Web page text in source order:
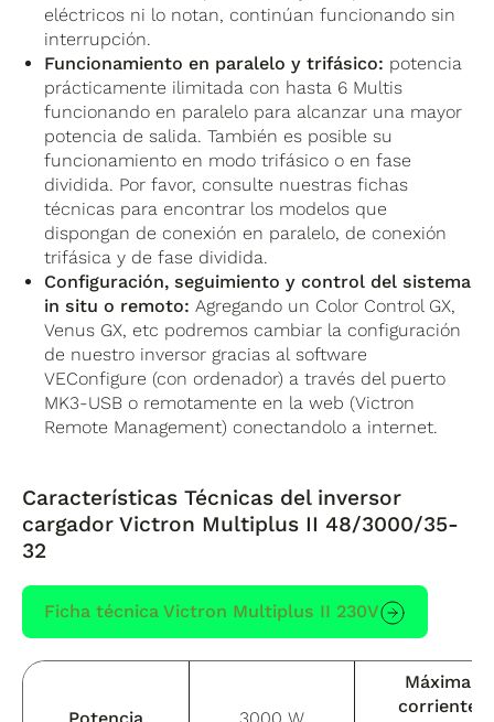
eléctricos ni lo notan, continúan funcionando sin
interrupción.
Funcionamiento en paralelo y trifásico: potencia
prácticamente ilimitada con hasta 6 Multis
funcionando en paralelo para alcanzar una mayor
potencia de salida. También es posible su
funcionamiento en modo trifásico o en fase
dividida. Por favor, consulte nuestras fichas
técnicas para encontrar los modelos que
dispongan de conexión en paralelo, de conexión
trifásica y de fase dividida.
Configuración, seguimiento y control del sistema
in situ o remoto:Agregando un Color Control GX,
Venus GX, etc podremos cambiar la configuración
de nuestro inversor gracias al software
VEConfigure (con ordenador) a través del puerto
MK3-USB o remotamente en la web (Victron
Remote Management) conectandolo a internet.
Características Técnicas del inversor
cargador Victron Multiplus II 48/3000/35-
32
Ficha técnica Victron Multiplus II 230V
Máxima
corriente